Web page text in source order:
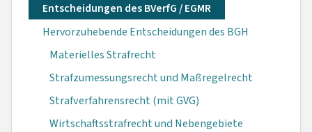
Entscheidungen des BVerfG / EGMR
Hervorzuhebende Entscheidungen des BGH
Materielles Strafrecht
Strafzumessungsrecht und Maßregelrecht
Strafverfahrensrecht (mit GVG)
Wirtschaftsstrafrecht und Nebengebiete